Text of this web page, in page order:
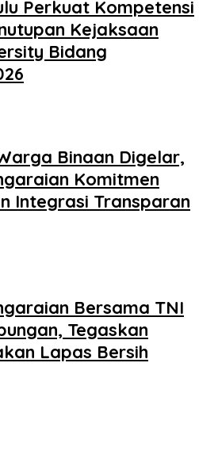
Perkuat Kompetensi
Kejaksaan
Bidang
Binaan Digelar,
Komitmen
Integrasi Transparan
Bersama TNI
Tegaskan
Lapas Bersih